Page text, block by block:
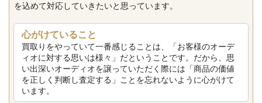
を込めて対応していきたいと思っています。
心がけていること
買取りをやっていて一番感じることは、「お客様のオーデ
ィオに対する思いは様々」だということです。だから、思
い出深いオーディオを譲っていただく際には「商品の価値
を正しく判断し査定する」ことを忘れないように心がけて
います。